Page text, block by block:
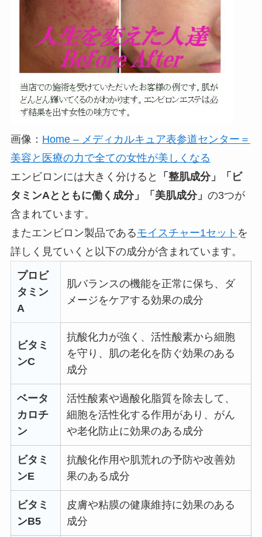
画像： Home – メディカルキュア表参道センター＝
美容と医療の力で全ての女性が美しくなる
エンビロンには大きく分けると
「整肌成分」「ビ
タミンAとともに働く成分」「美肌成分」 の3つが
含まれています。
またエンビロン製品であるモイスチャー1セット を
詳しく見ていくと以下の成分が含まれています。
プロビ
タミン
A
肌バランスの機能を正常に保ち、ダ
メージをケアする効果の成分
ビタミ
ンC
抗酸化力が強く、活性酸素から細胞
を守り、肌の老化を防ぐ効果のある
成分
ベータ
カロチ
ン
活性酸素や過酸化脂質を除去して、
細胞を活性化する作用があり、がん
や老化防止に効果のある成分
ビタミ
ンE
抗酸化作用や肌荒れの予防や改善効
果のある成分
ビタミ
ンB5
皮膚や粘膜の健康維持に効果のある
成分